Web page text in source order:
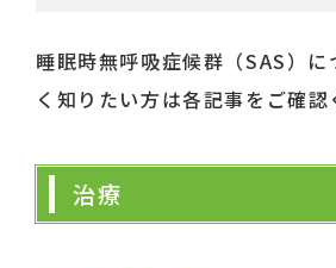
睡眠時無呼吸症候群（SAS）
く知りたい方は各記事をご確認
治療